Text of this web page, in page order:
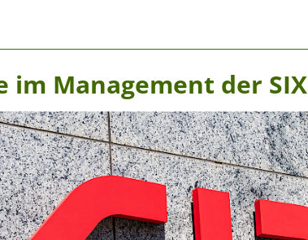
im Management der SIX